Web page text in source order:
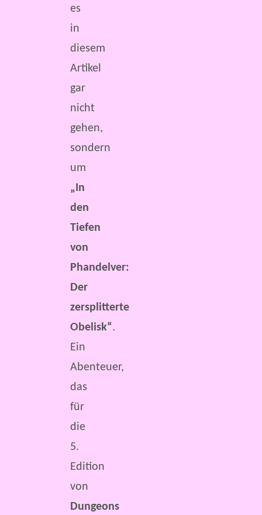
es
in
diesem
Artikel
gar
nicht
gehen,
sondern
um
„In
den
Tiefen
von
Phandelver:
Der
zersplitterte
Obelisk“.
Ein
Abenteuer,
das
für
die
5.
Edition
von
Dungeons